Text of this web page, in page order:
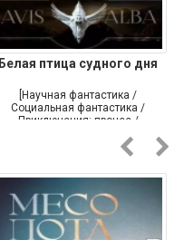
Белая птица судного дня
[Научная фантастика /
Социальная фантастика /
Приключения: прочее /